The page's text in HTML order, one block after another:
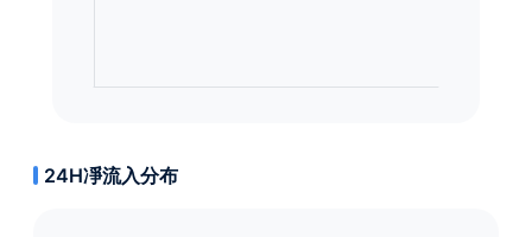
24H凈流入分布